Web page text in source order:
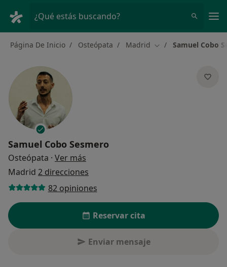
¿Qué estás buscando?
Página De Inicio Osteópata Madrid Cambiar de ciudad
Samuel Cobo
Samuel Cobo Sesmero
Osteópata · Ver más
Madrid 2 direcciones
82 opiniones
Reservar cita
Enviar mensaje